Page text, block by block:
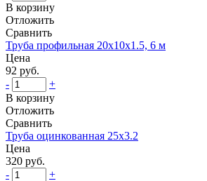
В корзину
Отложить
Сравнить
Труба профильная 20x10x1.5, 6 м
Цена
92 руб.
-
+
В корзину
Отложить
Сравнить
Труба оцинкованная 25x3.2
Цена
320 руб.
-
+